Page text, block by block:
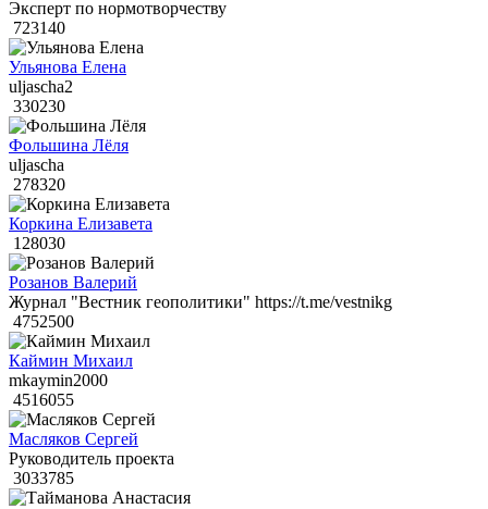
Эксперт по нормотворчеству
723140
Ульянова Елена
uljascha2
330230
Фольшина Лёля
uljascha
278320
Коркина Елизавета
128030
Розанов Валерий
Журнал "Вестник геополитики" https://t.me/vestnikg
4752500
Каймин Михаил
mkaymin2000
4516055
Масляков Сергей
Руководитель проекта
3033785